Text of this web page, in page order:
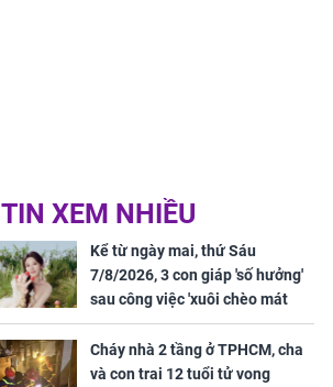
TIN XEM NHIỀU
Kể từ ngày mai, thứ Sáu
7/8/2026, 3 con giáp 'số hưởng'
sau công việc 'xuôi chèo mát
mái', tiền tài 'thu về như nước',
tình duyên viên mãn
Cháy nhà 2 tầng ở TPHCM, cha
và con trai 12 tuổi tử vong